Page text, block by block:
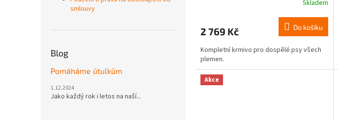
smlouvy
Blog
Pomáháme útulkům
1.12.2024
Jako každý rok i letos na naší...
Skladem
2 769 Kč Do košíku
Kompletní krmivo pro dospělé psy všech
plemen.
Akce